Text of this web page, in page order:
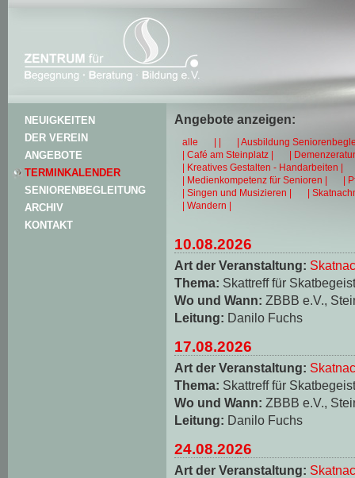
NEUIGKEITEN
DER VEREIN
ANGEBOTE
TERMINKALENDER
SENIORENBEGLEITUNG
ARCHIV
KONTAKT
Angebote anzeigen:
alle | |
| Ausbildung
| Café am Steinplatz |
|
| Kreatives Gestalten - Handarbeiten |
| Medienkompetenz für Senioren |
|
| Singen und Musizieren |
|
| Wandern |
10.08.2026
Art der Veranstaltung:
Thema: Skattreff für
Wo und Wann: ZBBB e.V.,
Leitung: Danilo Fuchs
17.08.2026
Art der Veranstaltung:
Thema: Skattreff für
Wo und Wann: ZBBB e.V.,
Leitung: Danilo Fuchs
24.08.2026
Art der Veranstaltung: